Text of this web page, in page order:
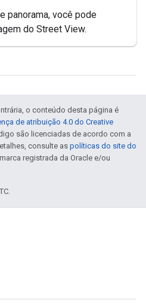
panorama, você pode
do Street View.
o conteúdo desta página é
de atribuição 4.0 do Creative
são licenciadas de acordo com a
consulte as políticas do site do
registrada da Oracle e/ou